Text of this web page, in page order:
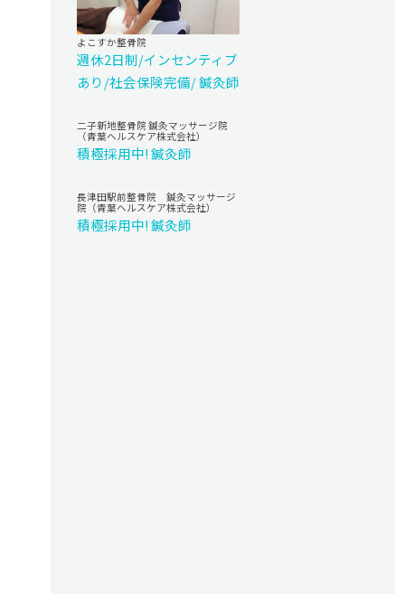
よこすか整骨院
週休2日制/インセンティブ
あり/社会保険完備/ 鍼灸師
二子新地整骨院 鍼灸マッサージ院
（青葉ヘルスケア株式会社）
積極採用中! 鍼灸師
長津田駅前整骨院 鍼灸マッサージ
院（青葉ヘルスケア株式会社）
積極採用中! 鍼灸師